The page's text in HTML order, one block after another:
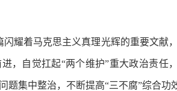
着马克思主义真理光辉的重要文献
，自觉扛起“两个维护”重大政治责
题集中整治，不断提高“三不腐”综合功